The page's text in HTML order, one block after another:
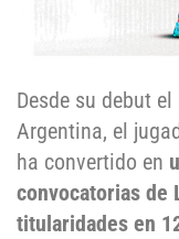
Desde su debut
Argentina, el
ha convertido en
convocatorias de
titularidades en